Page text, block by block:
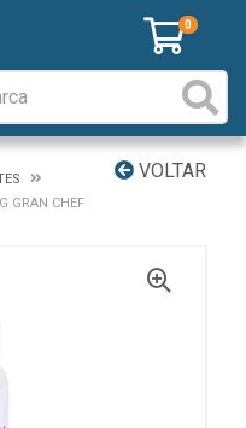
0
VOLTAR
GRAN CHEF